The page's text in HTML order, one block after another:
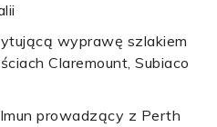
wyprawę szlakiem
Claremount, Subiaco
prowadzący z Perth